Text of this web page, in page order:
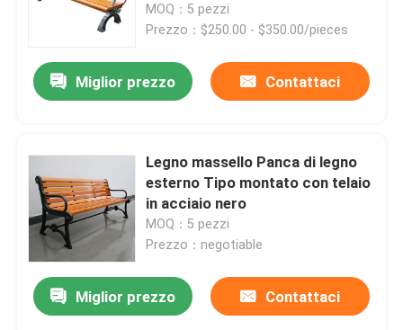
MOQ：5 pezzi
Prezzo：$250.00 - $350.00/pieces
Miglior prezzo Contattaci
Legno massello Panca di legno
esterno Tipo montato con telaio
in acciaio nero
MOQ：5 pezzi
Prezzo：negotiable
Miglior prezzo Contattaci